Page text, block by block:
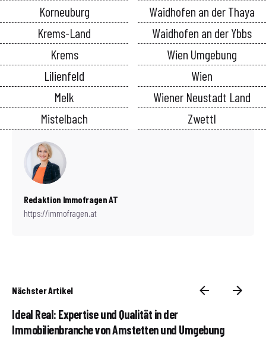
Korneuburg
Krems-Land
Krems
Lilienfeld
Melk
Mistelbach
Waidhofen an der Thaya
Waidhofen an der Ybbs
Wien Umgebung
Wien
Wiener Neustadt Land
Zwettl
Redaktion Immofragen AT
https://immofragen.at
Nächster Artikel
Ideal Real: Expertise und Qualität in der
Immobilienbranche von Amstetten und Umgebung